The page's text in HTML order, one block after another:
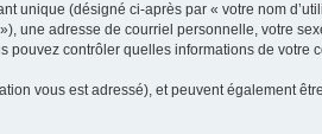
unique (désigné ci-après par « votre nom
une adresse de courriel personnelle, votre
contrôler quelles informations de
vous est adressé), et peuvent également